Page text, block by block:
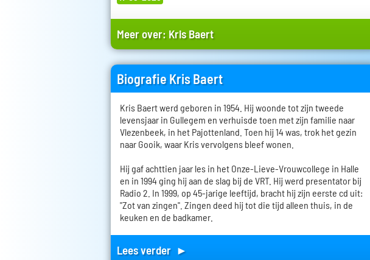
Meer over: Kris Baert
Biografie Kris Baert
Kris Baert werd geboren in 1954. Hij woonde tot zijn tweede
levensjaar in Gullegem en verhuisde toen met zijn familie naar
Vlezenbeek, in het Pajottenland. Toen hij 14 was, trok het gezin
naar Gooik, waar Kris vervolgens bleef wonen.
Hij gaf achttien jaar les in het Onze-Lieve-Vrouwcollege in Halle
en in 1994 ging hij aan de slag bij de VRT. Hij werd presentator bij
Radio 2. In 1999, op 45-jarige leeftijd, bracht hij zijn eerste cd uit:
"Zot van zingen". Zingen deed hij tot die tijd alleen thuis, in de
keuken en de badkamer.
Lees verder ►